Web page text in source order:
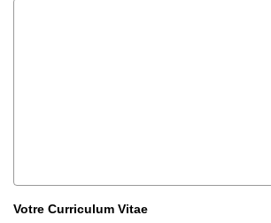
Votre Curriculum Vitae